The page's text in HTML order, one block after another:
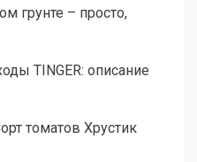
грунте – просто,
TINGER: описание
томатов Хрустик